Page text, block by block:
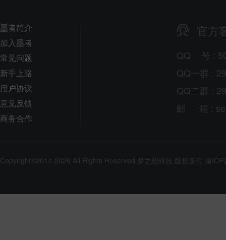
墨者简介
加入墨者
常见问题
新手上路
用户协议
意见反馈
商务合作
官方
QQ 号 :
QQ一群 :
QQ二群 :
邮
箱 :
Copyright©2014-2026 All Rights Reserved.梦之想科技 版权所有 渝